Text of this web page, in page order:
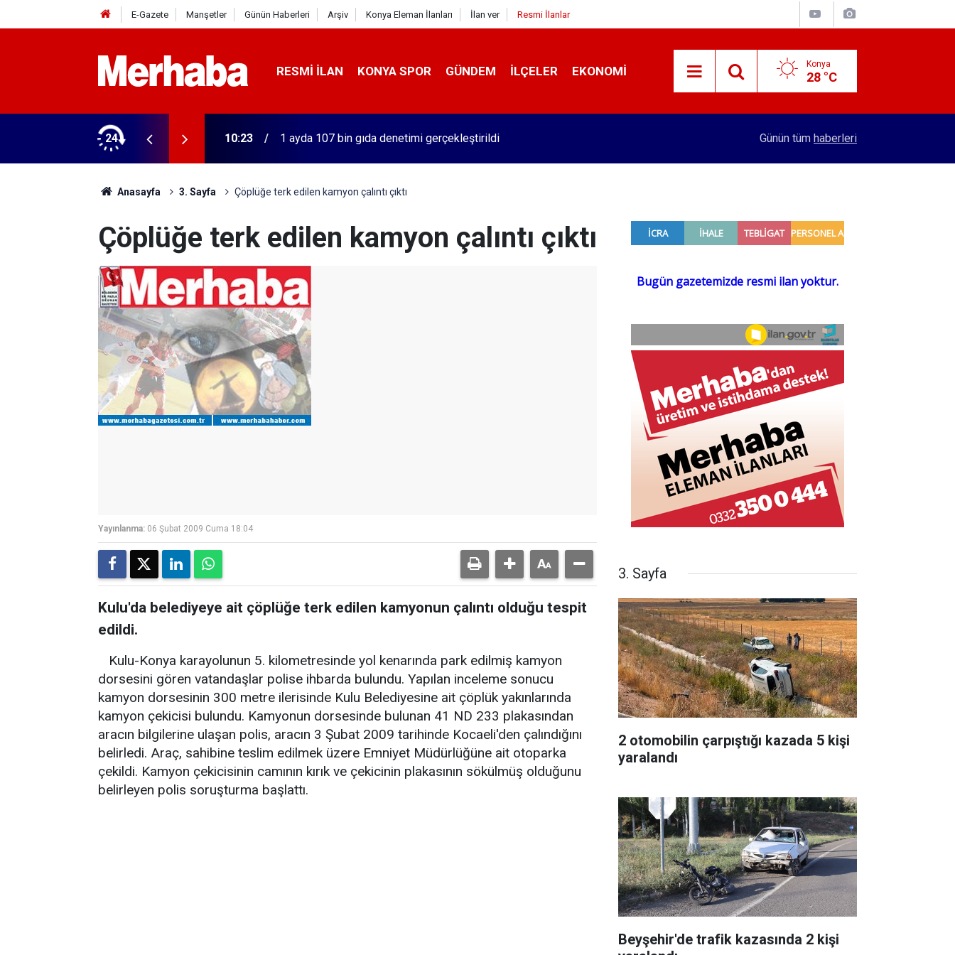
E-Gazete Manşetler Günün Haberleri Arşiv Konya Eleman İlanları İlan ver Resmi İlanlar
RESMI İLAN KONYA SPOR GÜNDEM İLÇELER EKONOMI Konya
28 °C
24 10:23 1 ayda 107 bin gıda denetimi gerçekleştirildi Boşaltılan 4 katlı bina çöktü
Günün tüm haberleri
Anasayfa 3. Sayfa Çöplüğe terk edilen kamyon çalıntı çıktı
Çöplüğe terk edilen kamyon çalıntı çıktı
Yayınlanma: 06 Şubat 2009 Cuma 18:04
Kulu'da belediyeye ait çöplüğe terk edilen kamyonun çalıntı olduğu tespit
edildi.
Kulu-Konya karayolunun 5. kilometresinde yol kenarında park edilmiş kamyon
dorsesini gören vatandaşlar polise ihbarda bulundu. Yapılan inceleme sonucu
kamyon dorsesinin 300 metre ilerisinde Kulu Belediyesine ait çöplük yakınlarında
kamyon çekicisi bulundu. Kamyonun dorsesinde bulunan 41 ND 233 plakasından
aracın bilgilerine ulaşan polis, aracın 3 Şubat 2009 tarihinde Kocaeli'den çalındığını
belirledi. Araç, sahibine teslim edilmek üzere Emniyet Müdürlüğüne ait otoparka
çekildi. Kamyon çekicisinin camının kırık ve çekicinin plakasının sökülmüş olduğunu
belirleyen polis soruşturma başlattı.
3. Sayfa
2 otomobilin çarpıştığı kazada 5 kişi
yaralandı
Beyşehir'de trafik kazasında 2 kişi